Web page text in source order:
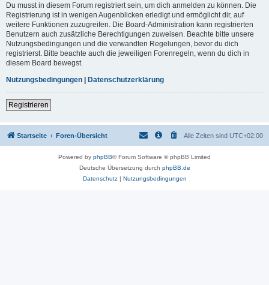
Du musst in diesem Forum registriert sein, um dich anmelden zu können. Die
Registrierung ist in wenigen Augenblicken erledigt und ermöglicht dir, auf
weitere Funktionen zuzugreifen. Die Board-Administration kann registrierten
Benutzern auch zusätzliche Berechtigungen zuweisen. Beachte bitte unsere
Nutzungsbedingungen und die verwandten Regelungen, bevor du dich
registrierst. Bitte beachte auch die jeweiligen Forenregeln, wenn du dich in
diesem Board bewegst.
Nutzungsbedingungen | Datenschutzerklärung
Registrieren
Startseite Foren-Übersicht Alle Zeiten sind UTC+02:00
Powered by phpBB® Forum Software © phpBB Limited
Deutsche Übersetzung durch phpBB.de
Datenschutz| Nutzungsbedingungen